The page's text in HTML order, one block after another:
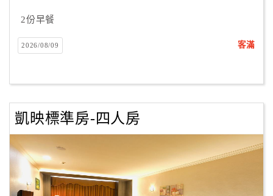
提
案
飯
店
廠
2份早餐
2026/08/09 客滿
凱映標準房-四人房